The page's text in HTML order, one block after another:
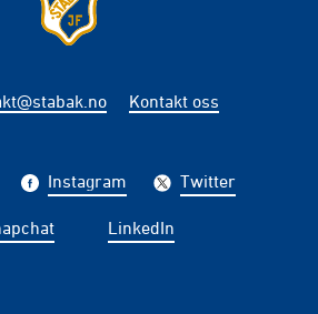
Kontakt oss
Instagram Twitter
LinkedIn